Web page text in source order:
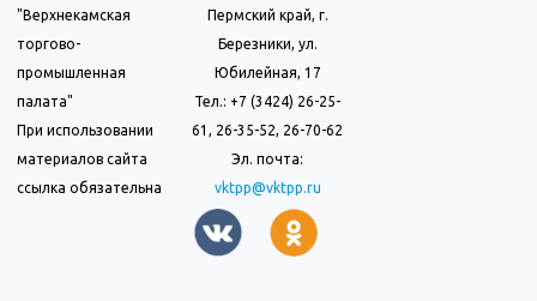
"Верхнекамская
торгово-
промышленная
палата"
При использовании
материалов сайта
ссылка обязательна
Пермский край, г.
Березники, ул.
Юбилейная, 17
Тел.: +7 (3424) 26-25-
61, 26-35-52, 26-70-62
Эл. почта:
vktpp@vktpp.ru